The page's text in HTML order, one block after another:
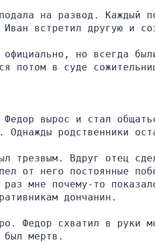
на развод. Каждый
встретил другую и
но всегда
потом в суде
вырос и стал
Однажды родственники
трезвым. Вдруг отец
от него постоянные
мне почему-то
дончанин.
Федор схватил в руки
был мертв.